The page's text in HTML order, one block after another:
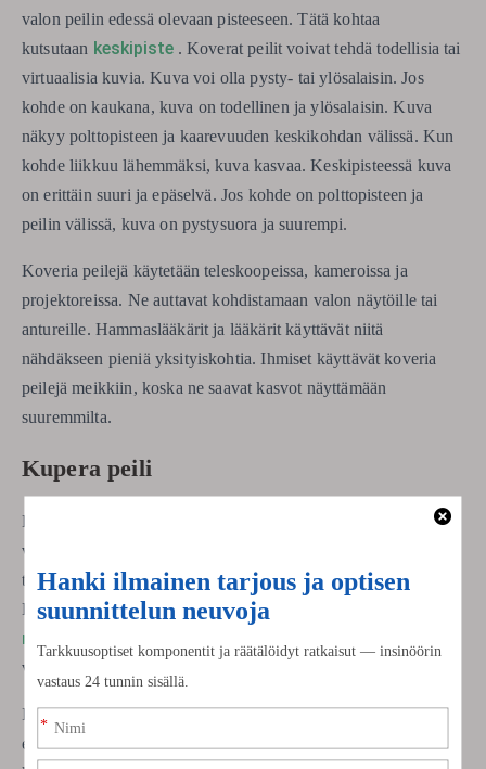
valon peilin edessä olevaan pisteeseen. Tätä kohtaa
kutsutaan keskipiste . Koverat peilit voivat tehdä todellisia tai
virtuaalisia kuvia. Kuva voi olla pysty- tai ylösalaisin. Jos
kohde on kaukana, kuva on todellinen ja ylösalaisin. Kuva
näkyy polttopisteen ja kaarevuuden keskikohdan välissä. Kun
kohde liikkuu lähemmäksi, kuva kasvaa. Keskipisteessä kuva
on erittäin suuri ja epäselvä. Jos kohde on polttopisteen ja
peilin välissä, kuva on pystysuora ja suurempi.
Koveria peilejä käytetään teleskoopeissa, kameroissa ja
projektoreissa. Ne auttavat kohdistamaan valon näytöille tai
antureille. Hammaslääkärit ja lääkärit käyttävät niitä
nähdäkseen pieniä yksityiskohtia. Ihmiset käyttävät koveria
peilejä meikkiin, koska ne saavat kasvot näyttämään
suuremmilta.
Kupera peili
Kupera peili kaartuu ulospäin kuin lusikan selkä. Se levittää
valonsäteet pois peilin takana olevasta kohdasta. Kuperat peilit
tekevät aina virtuaalisen, pystysuoran ja pienemmän kuvan.
Kuva näyttää kauempana kuin kohde.
näyttävät laajan alueen
vuoksi.
Ihmiset käyttävät autoissa kuperia peilejä nähdäkseen
enemmän tietä. Nämä peilit auttavat kuljettajia näkemään